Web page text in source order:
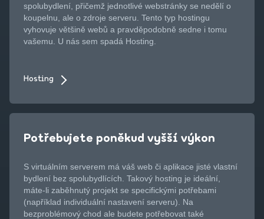
spolubydlení, přičemž jednotlivé webstránky se nedělí o
koupelnu, ale o zdroje serveru. Tento typ hostingu
vyhovuje většině webů a pravděpodobně sedne i tomu
vašemu. U nás sem spadá Hosting.
Hosting
Potřebujete poněkud vyšší výkon
S virtuálním serverem má váš web či aplikace jisté vlastní
bydlení bez spolubydlících. Takový hosting je ideální,
máte-li zaběhnutý projekt se specifickými potřebami
(například individuální nastavení serveru). Na
bezproblémový chod ale budete potřebovat také